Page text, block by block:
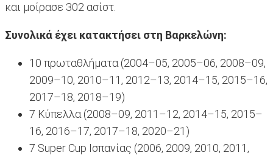
και μοίρασε 302 ασίστ.
Συνολικά έχει κατακτήσει στη Βαρκελώνη:
10 πρωταθλήματα (2004–05, 2005–06, 2008–09,
2009–10, 2010–11, 2012–13, 2014–15, 2015–16,
2017–18, 2018–19)
7 Κύπελλα (2008–09, 2011–12, 2014–15, 2015–
16, 2016–17, 2017–18, 2020–21)
7 Super Cup Ισπανίας (2006, 2009, 2010, 2011,